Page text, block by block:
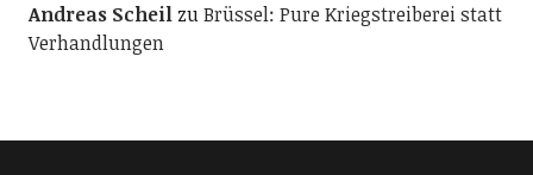
Andreas ScheilzuBrüssel: Pure Kriegstreiberei statt
Verhandlungen